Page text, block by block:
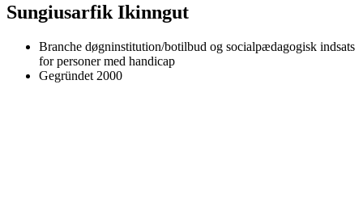
Sungiusarfik Ikinngut
Branche døgninstitution/botilbud og socialpædagogisk indsats
for personer med handicap
Gegründet 2000